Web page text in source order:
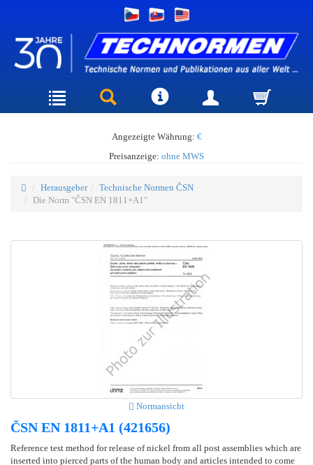
Angezeigte Währung: €
Preisanzeige: ohne MWS
Herausgeber
Technische Normen ČSN
Die Norm "ČSN EN 1811+A1"
Normansicht
ČSN EN 1811+A1 (421656)
Reference test method for release of nickel from all post assemblies which are
inserted into pierced parts of the human body and articles intended to come